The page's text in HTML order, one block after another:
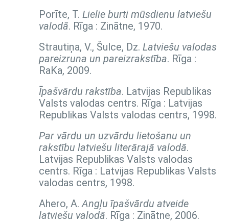
Porīte, T. Lielie burti mūsdienu latviešu
valodā. Rīga : Zinātne, 1970.
Strautiņa, V., Šulce, Dz. Latviešu valodas
pareizruna un pareizrakstība. Rīga :
RaKa, 2009.
Īpašvārdu rakstība. Latvijas Republikas
Valsts valodas centrs. Rīga : Latvijas
Republikas Valsts valodas centrs, 1998.
Par vārdu un uzvārdu lietošanu un
rakstību latviešu literārajā valodā.
Latvijas Republikas Valsts valodas
centrs. Rīga : Latvijas Republikas Valsts
valodas centrs, 1998.
Ahero, A.Angļu īpašvārdu atveide
latviešu valodā. Rīga : Zinātne, 2006.